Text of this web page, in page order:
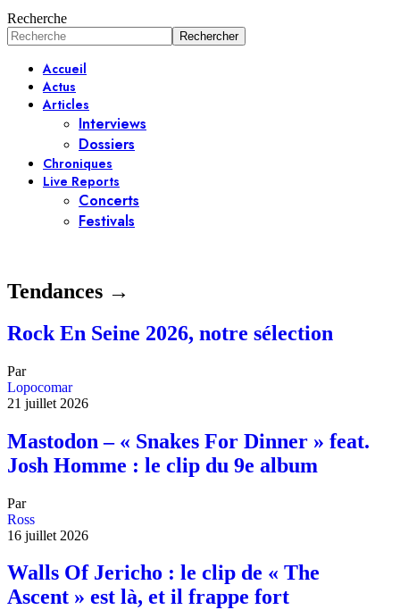
Recherche
Accueil
Actus
Articles
Interviews
Dossiers
Chroniques
Live Reports
Concerts
Festivals
Tendances →
Rock En Seine 2026, notre sélection
Par
Lopocomar
21 juillet 2026
Mastodon – « Snakes For Dinner » feat.
Josh Homme : le clip du 9e album
Par
Ross
16 juillet 2026
Walls Of Jericho : le clip de « The
Ascent » est là, et il frappe fort